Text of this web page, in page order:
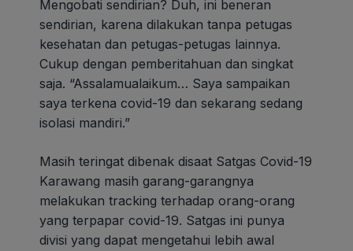
Mengobati sendirian? Duh, ini beneran
sendirian, karena dilakukan tanpa petugas
kesehatan dan petugas-petugas lainnya.
Cukup dengan pemberitahuan dan singkat
saja. “Assalamualaikum… Saya sampaikan
saya terkena covid-19 dan sekarang sedang
isolasi mandiri.”
Masih teringat dibenak disaat Satgas Covid-19
Karawang masih garang-garangnya
melakukan tracking terhadap orang-orang
yang terpapar covid-19. Satgas ini punya
divisi yang dapat mengetahui lebih awal